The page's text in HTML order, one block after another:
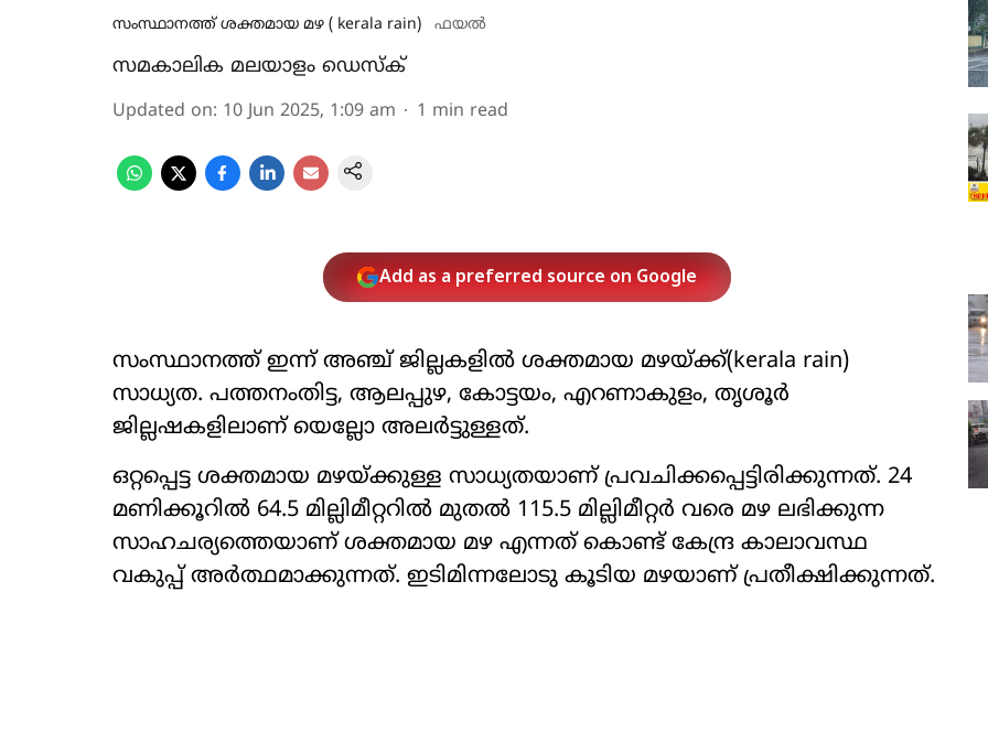
സംസ്ഥാനത്ത് ശക്തമായ മഴ ( kerala rain) ഫയല്‍
സമകാലിക മലയാളം ഡെസ്ക്
Updated on: 10 Jun 2025, 1:09 am 1 min read
Add as a preferred source on Google
സംസ്ഥാനത്ത് ഇന്ന് അഞ്ച് ജില്ലകളില്‍ ശക്തമായ മഴയ്ക്ക്(kerala rain)
സാധ്യത. പത്തനംതിട്ട, ആലപ്പുഴ, കോട്ടയം, എറണാകുളം, തൃശൂര്‍
ജില്ലഷകളിലാണ് യെല്ലോ അലര്‍ട്ടുള്ളത്.
ഒറ്റപ്പെട്ട ശക്തമായ മഴയ്ക്കുള്ള സാധ്യതയാണ് പ്രവചിക്കപ്പെട്ടിരിക്കുന്നത്. 24
മണിക്കൂറില്‍ 64.5 മില്ലിമീറ്ററില്‍ മുതല്‍ 115.5 മില്ലിമീറ്റര്‍ വരെ മഴ ലഭിക്കുന്ന
സാഹചര്യത്തെയാണ് ശക്തമായ മഴ എന്നത് കൊണ്ട് കേന്ദ്ര കാലാവസ്ഥ
വകുപ്പ് അര്‍ത്ഥമാക്കുന്നത്. ഇടിമിന്നലോടു കൂടിയ മഴയാണ് പ്രതീക്ഷിക്കുന്നത്.